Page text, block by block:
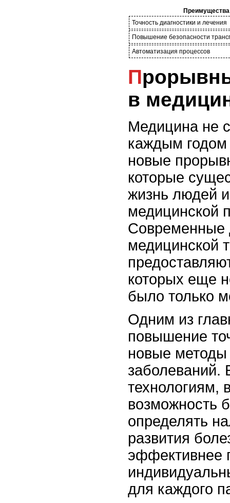
Преимущества
Точность диагностики и лечения
Повышение безопасности
Автоматизация процессов
Прорывные технологии
в
Медицина не
каждым годом
новые
которые
жизнь людей
медицинской
Современные
медицинской
которых еще
было только
Одним из
повышение
новые методы
заболеваний.
технологиям,
возможность
определять
развития
эффективнее
для каждого